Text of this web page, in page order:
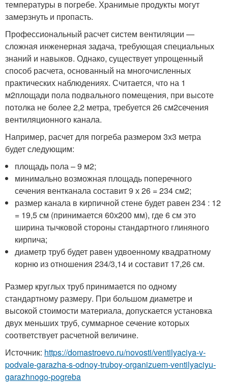
температуры в погребе. Хранимые продукты могут
замерзнуть и пропасть.
Профессиональный расчет систем вентиляции —
сложная инженерная задача, требующая специальных
знаний и навыков. Однако, существует упрощенный
способ расчета, основанный на многочисленных
практических наблюдениях. Считается, что на 1
м2площади пола подвального помещения, при высоте
потолка не более 2,2 метра, требуется 26 см2сечения
вентиляционного канала.
Например, расчет для погреба размером 3х3 метра
будет следующим:
площадь пола – 9 м2;
минимально возможная площадь поперечного
сечения вентканала составит 9 х 26 = 234 см2;
размер канала в кирпичной стене будет равен 234 : 12
= 19,5 см (принимается 60х200 мм), где 6 см это
ширина тычковой стороны стандартного глиняного
кирпича;
диаметр труб будет равен удвоенному квадратному
корню из отношения 234/3,14 и составит 17,26 см.
Размер круглых труб принимается по одному
стандартному размеру. При большом диаметре и
высокой стоимости материала, допускается установка
двух меньших труб, суммарное сечение которых
соответствует расчетной величине.
Источник: https://domastroevo.ru/novosti/ventilyaciya-v-
podvale-garazha-s-odnoy-truboy-organizuem-ventilyaciyu-
garazhnogo-pogreba